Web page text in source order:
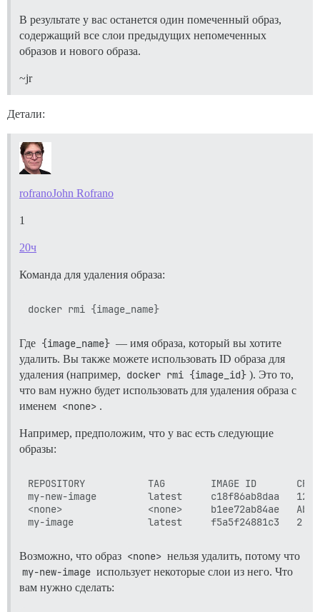
В результате у вас останется один помеченный образ,
содержащий все слои предыдущих непомеченных
образов и нового образа.
~jr
Детали:
rofranoJohn Rofrano
1
20ч
Команда для удаления образа:
Где {image_name} — имя образа, который вы хотите
удалить. Вы также можете использовать ID образа для
удаления (например, docker rmi {image_id} ). Это то,
что вам нужно будет использовать для удаления образа с
именем <none> .
Например, предположим, что у вас есть следующие
образы:
REPOSITORY           TAG        IMAGE ID
my-new-image         latest     c18f86ab8daa   12
<none>               <none>     b1ee72ab84ae
Возможно, что образ <none> нельзя удалить, потому что
my-new-image использует некоторые слои из него. Что
вам нужно сделать: